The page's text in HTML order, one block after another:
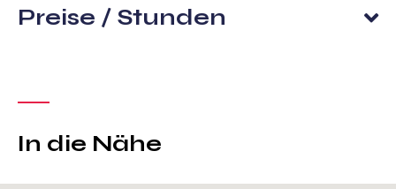
Preise / Stunden
In die Nähe